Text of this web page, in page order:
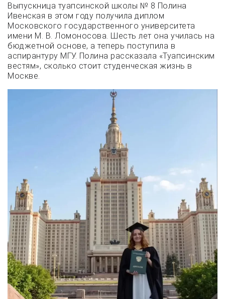
Выпускница туапсинской школы № 8 Полина
Ивенская в этом году получила диплом
Московского государственного университета
имени М. В. Ломоносова. Шесть лет она училась на
бюджетной основе, а теперь поступила в
аспирантуру МГУ. Полина рассказала «Туапсинским
вестям», сколько стоит студенческая жизнь в
Москве.